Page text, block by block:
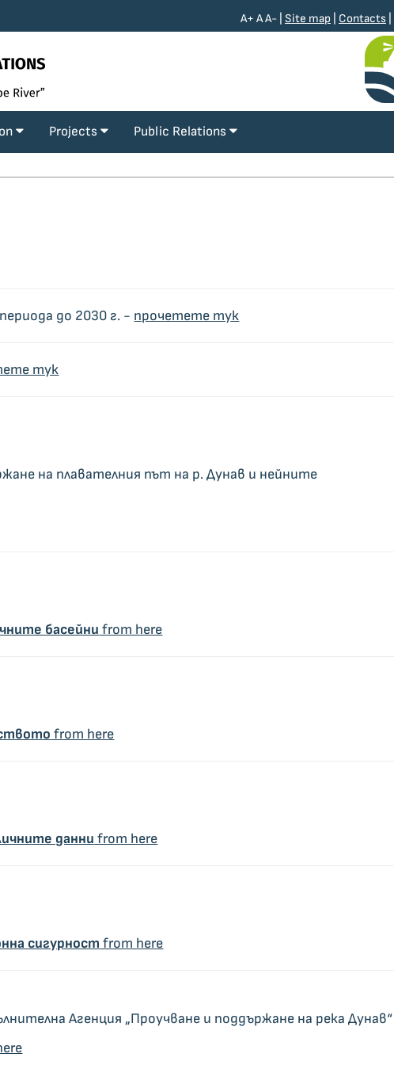
A+ AA- Site map Contacts
Projects Public Relations
до 2030 г. - прочетете тук
тук
на плавателния път на р. Дунав и нейните
басейни from here
from here
данни from here
сигурност from here
Агенция „Проучване и поддържане на река Дунав“